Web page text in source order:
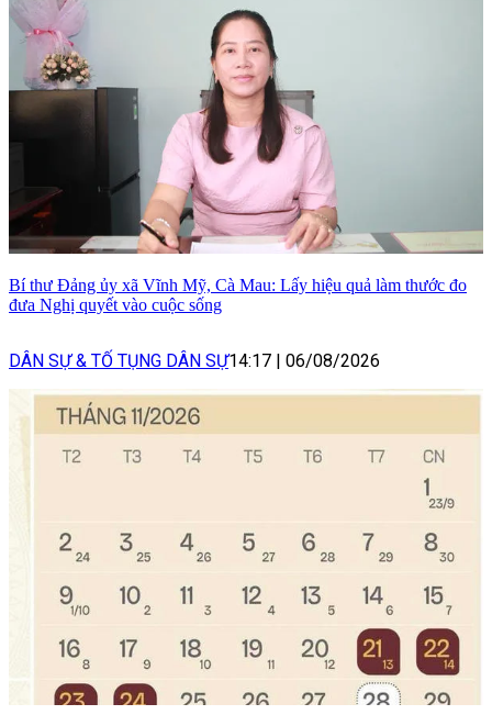
Bí thư Đảng ủy xã Vĩnh Mỹ, Cà Mau: Lấy hiệu quả làm thước đo
đưa Nghị quyết vào cuộc sống
DÂN SỰ & TỐ TỤNG DÂN SỰ14:17 06/08/2026